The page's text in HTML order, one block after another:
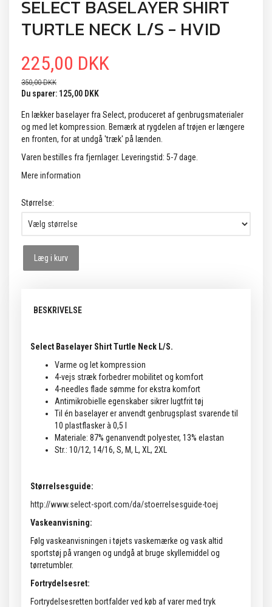
SELECT BASELAYER SHIRT
TURTLE NECK L/S - HVID
225,00 DKK
350,00 DKK
Du sparer: 125,00 DKK
En lækker baselayer fra Select, produceret af genbrugsmaterialer
og med let kompression. Bemærk at rygdelen af trøjen er længere
en fronten, for at undgå 'træk' på lænden.
Varen bestilles fra fjernlager. Leveringstid: 5-7 dage.
Mere information
Størrelse:
Læg i kurv
BESKRIVELSE
Select Baselayer Shirt Turtle Neck L/S.
Varme og let kompression
4-vejs stræk forbedrer mobilitet og komfort
4-needles flade sømme for ekstra komfort
Antimikrobielle egenskaber sikrer lugtfrit tøj
Til én baselayer er anvendt genbrugsplast svarende til
10 plastflasker à 0,5 l
Materiale: 87% genanvendt polyester, 13% elastan
Str.: 10/12, 14/16, S, M, L, XL, 2XL
Størrelsesguide:
http://www.select-sport.com/da/stoerrelsesguide-toej
Vaskeanvisning:
Følg vaskeanvisningen i tøjets vaskemærke og vask altid
sportstøj på vrangen og undgå at bruge skyllemiddel og
tørretumbler.
Fortrydelsesret:
Fortrydelsesretten bortfalder ved køb af varer med tryk